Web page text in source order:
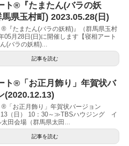
ト®︎『たまたん(バラの妖
県玉村町) 2023.05.28(日)
『たまたん(バラの妖精)』（群馬県玉村
05月28日(日)に開催します【寝相アート
(バラの妖精)...
記事を読む
ト®「お正月飾り」年賀状バ
(2020.12.13)
「お正月飾り」年賀状バージョン
（日） 10：30～≫TBSハウジング イ
太田会場（群馬県太田...
記事を読む